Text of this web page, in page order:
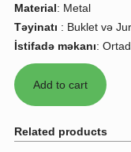
Material: Metal
Təyinatı : Buklet və
İstifadə məkanı:
Related products